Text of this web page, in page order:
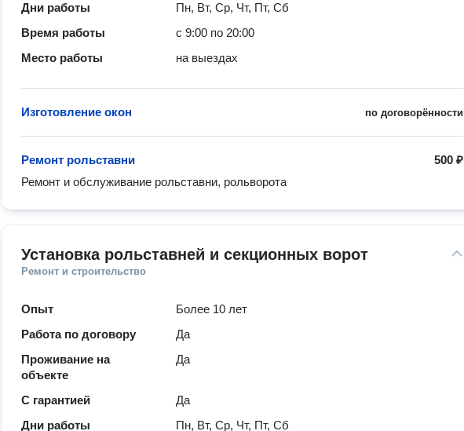
Дни работы
Пн, Вт, Ср, Чт, Пт, Сб
Время работы
с 9:00 по 20:00
Место работы
на выездах
по договорённости
Изготовление окон
500 ₽
Ремонт рольставни
Ремонт и обслуживание рольставни, рольворота
Установка рольставней и секционных ворот
Ремонт и строительство
Опыт
Более 10 лет
Работа по договору
Да
Проживание на
объекте
Да
С гарантией
Да
Дни работы
Пн, Вт, Ср, Чт, Пт, Сб